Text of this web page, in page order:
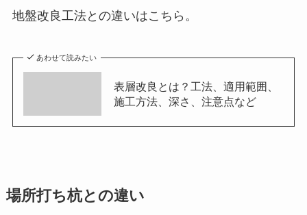
地盤改良工法との違いはこちら。
あわせて読みたい
表層改良とは？工法、適用範囲、
施工方法、深さ、注意点など
場所打ち杭との違い